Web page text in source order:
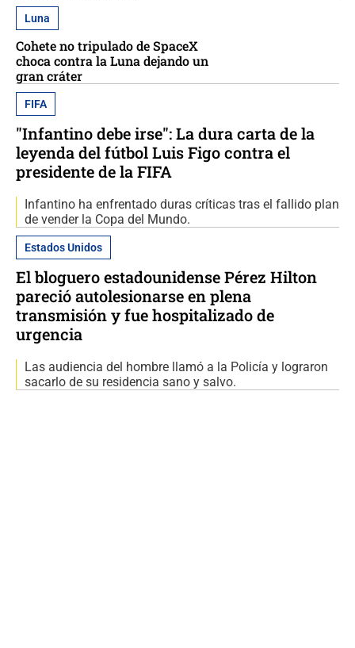
Luna
Cohete no tripulado de SpaceX
choca contra la Luna dejando un
gran cráter
FIFA
"Infantino debe irse": La dura carta de la
leyenda del fútbol Luis Figo contra el
presidente de la FIFA
Infantino ha enfrentado duras críticas tras el fallido plan
de vender la Copa del Mundo.
Estados Unidos
El bloguero estadounidense Pérez Hilton
pareció autolesionarse en plena
transmisión y fue hospitalizado de
urgencia
Las audiencia del hombre llamó a la Policía y lograron
sacarlo de su residencia sano y salvo.